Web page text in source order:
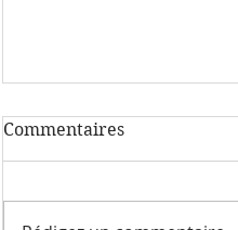
Commentaires